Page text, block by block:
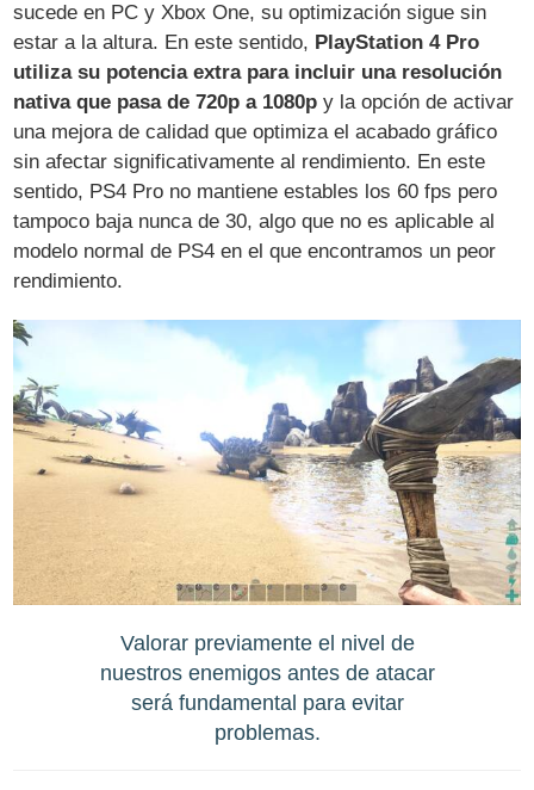
sucede en PC y Xbox One, su optimización sigue sin
estar a la altura. En este sentido, PlayStation 4 Pro
utiliza su potencia extra para incluir una resolución
nativa que pasa de 720p a 1080p y la opción de activar
una mejora de calidad que optimiza el acabado gráfico
sin afectar significativamente al rendimiento. En este
sentido, PS4 Pro no mantiene estables los 60 fps pero
tampoco baja nunca de 30, algo que no es aplicable al
modelo normal de PS4 en el que encontramos un peor
rendimiento.
Valorar previamente el nivel de
nuestros enemigos antes de atacar
será fundamental para evitar
problemas.